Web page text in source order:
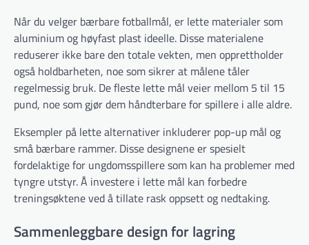
Når du velger bærbare fotballmål, er lette materialer som
aluminium og høyfast plast ideelle. Disse materialene
reduserer ikke bare den totale vekten, men opprettholder
også holdbarheten, noe som sikrer at målene tåler
regelmessig bruk. De fleste lette mål veier mellom 5 til 15
pund, noe som gjør dem håndterbare for spillere i alle aldre.
Eksempler på lette alternativer inkluderer pop-up mål og
små bærbare rammer. Disse designene er spesielt
fordelaktige for ungdomsspillere som kan ha problemer med
tyngre utstyr. Å investere i lette mål kan forbedre
treningsøktene ved å tillate rask oppsett og nedtaking.
Sammenleggbare design for lagring